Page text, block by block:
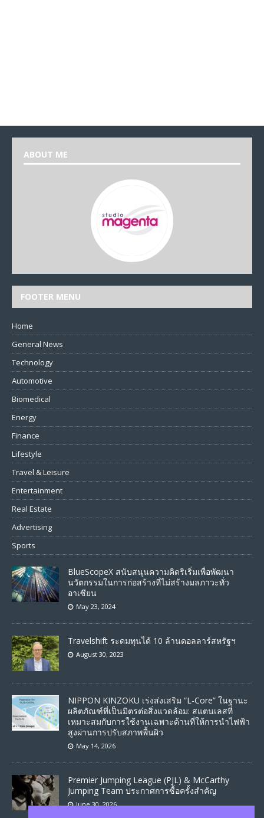
ABOUT ME
FOOTER MENU
Home
General News
Technology
Automotive
Biomedical
Energy
Finance
Lifestyle
Travel & Leisure
Entertainment
Real Estate
Advertising
Sports
BlueScopeX สนับสนุนความคิดริเริ่มเพื่อพัฒนา
นวัตกรรมในการก่อสร้างที่ไม่สร้างมลภาวะทั่ว
อาเซียน
May 23, 2024
Travelshift ระดมทุนได้ 10 ล้านดอลลาร์สหรัฐฯ
August 30, 2023
NIPPON KINZOKU เร่งส่งเสริม “L-Core” ในฐานะ
ผลิตภัณฑ์ที่เป็นมิตรต่อสิ่งแวดล้อม: สแตนเลสที่
เหมาะสมกับการใช้งานเฉพาะด้านที่ให้การนำไฟฟ้า
สูงผ่านการปรับสภาพพื้นผิว
May 14, 2026
Premier Jumping League (PJL) & McCarthy
Jumping Team ประกาศการซื้อครั้งสำคัญ
June 30, 2026